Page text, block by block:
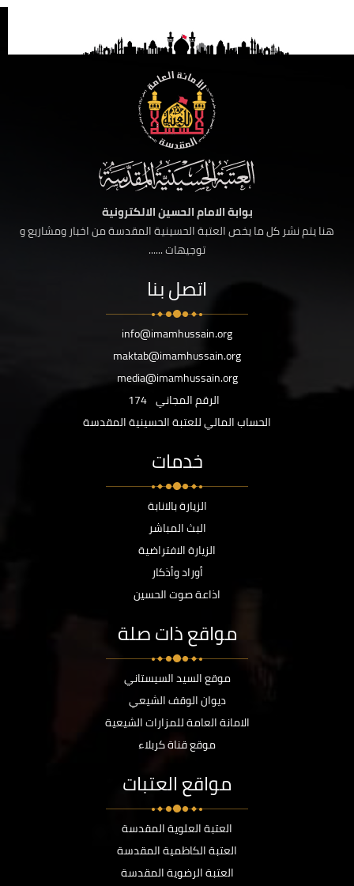
بوابة الامام الحسين الالكترونية
هنا يتم نشر كل ما يخص العتبة الحسينية المقدسة من اخبار ومشاريع و
توجيهات ......
اتصل بنا
info@imamhussain.org
maktab@imamhussain.org
media@imamhussain.org
الرقم المجاني 174
الحساب المالي للعتبة الحسينية المقدسة
خدمات
الزيارة بالانابة
البث المباشر
الزيارة الافتراضية
أوراد وأذكار
اذاعة صوت الحسين
مواقع ذات صلة
موقع السيد السيستاني
ديوان الوقف الشيعي
الامانة العامة للمزارات الشيعية
موقع قناة كربلاء
مواقع العتبات
العتبة العلوية المقدسة
العتبة الكاظمية المقدسة
العتبة الرضوية المقدسة